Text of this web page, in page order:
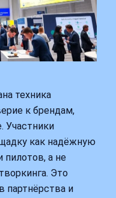
техника
к брендам,
Участники
как надёжную
пилотов, а не
Это
партнёрства и